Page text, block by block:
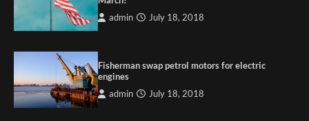
admin July 18, 2018
Fisherman swap petrol motors for electric
engines
admin July 18, 2018